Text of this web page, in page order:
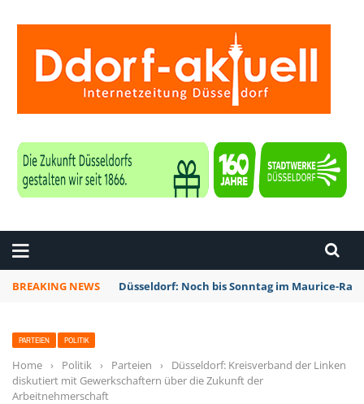
BREAKING NEWS Düsseldorf: Noch bis Sonntag im Maurice-
PARTEIEN POLITIK
Home › Politik › Parteien ›
Düsseldorf: Kreisverband der Linken
diskutiert mit Gewerkschaftern über die Zukunft der
Arbeitnehmerschaft